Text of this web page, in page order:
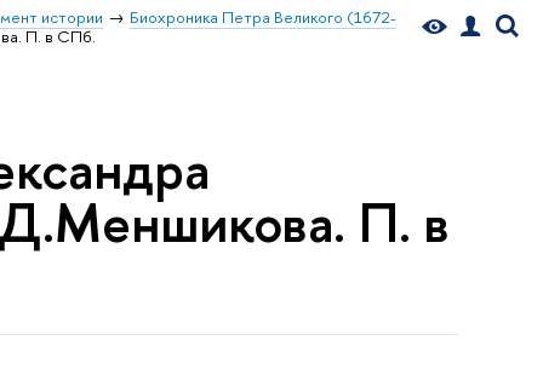
истории
Биохроника Петра Великого (1672-
П. в СПб.
П. в